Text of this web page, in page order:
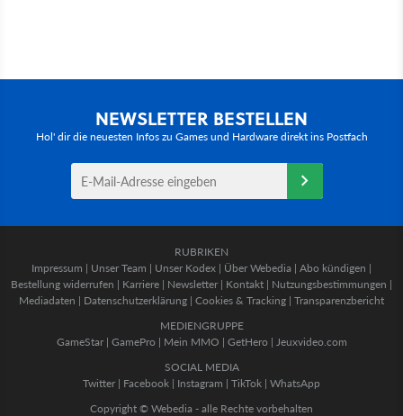
NEWSLETTER BESTELLEN
Hol' dir die neuesten Infos zu Games und Hardware direkt ins Postfach
RUBRIKEN
Impressum | Unser Team | Unser Kodex | Über Webedia | Abo kündigen |
Bestellung widerrufen | Karriere | Newsletter | Kontakt | Nutzungsbestimmungen |
Mediadaten | Datenschutzerklärung | Cookies & Tracking | Transparenzbericht
MEDIENGRUPPE
GameStar| GamePro | Mein MMO | GetHero | Jeuxvideo.com
SOCIAL MEDIA
Twitter | Facebook | Instagram | TikTok | WhatsApp
Copyright © Webedia - alle Rechte vorbehalten